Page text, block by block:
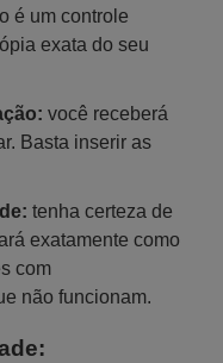
é um controle
exata do seu
você receberá
Basta inserir as
tenha certeza de
exatamente como
com
não funcionam.